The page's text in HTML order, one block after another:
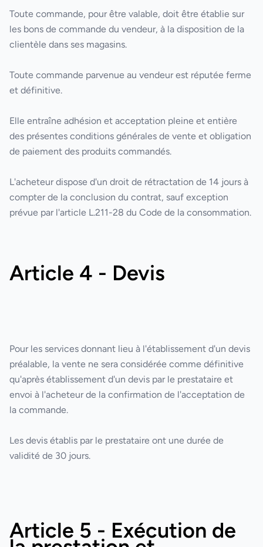
Toute commande, pour être valable, doit être établie sur
les bons de commande du vendeur, à la disposition de la
clientèle dans ses magasins.
Toute commande parvenue au vendeur est réputée ferme
et définitive.
Elle entraîne adhésion et acceptation pleine et entière
des présentes conditions générales de vente et obligation
de paiement des produits commandés.
L'acheteur dispose d'un droit de rétractation de 14 jours à
compter de la conclusion du contrat, sauf exception
prévue par l'article L.211-28 du Code de la consommation.
Article 4 - Devis
Pour les services donnant lieu à l'établissement d'un devis
préalable, la vente ne sera considérée comme définitive
qu'après établissement d'un devis par le prestataire et
envoi à l'acheteur de la confirmation de l'acceptation de
la commande.
Les devis établis par le prestataire ont une durée de
validité de 30 jours.
Article 5 - Exécution de